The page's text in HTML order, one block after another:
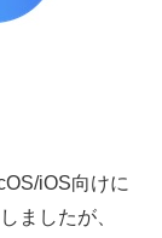
iOS向けに
ましたが、